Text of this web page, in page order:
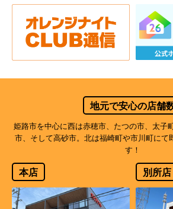
地元で安心の店舗
姫路市を中心に西は赤穂市、たつの市、太子
市、そして高砂市。北は福崎町や市川町にて
す！
本店 別所店